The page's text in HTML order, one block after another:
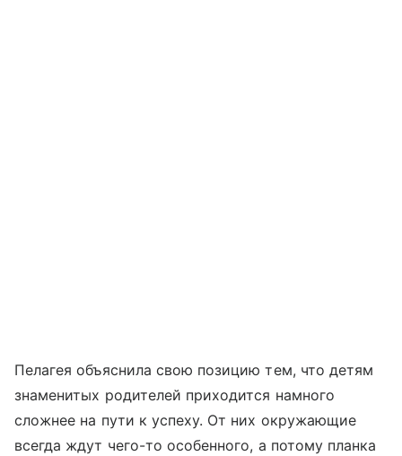
Пелагея объяснила свою позицию тем, что детям
знаменитых родителей приходится намного
сложнее на пути к успеху. От них окружающие
всегда ждут чего-то особенного, а потому планка